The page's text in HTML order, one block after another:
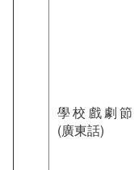
學校戲劇節
(廣東話)